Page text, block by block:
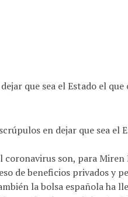
que sea el Estado el que
en dejar que sea el
son, para
de beneficios privados y
la bolsa española ha